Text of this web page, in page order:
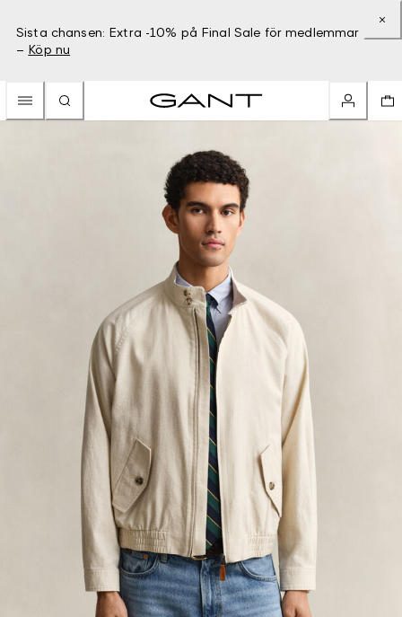
Sista chansen: Extra -10% på Final Sale för medlemmar
– Köp nu